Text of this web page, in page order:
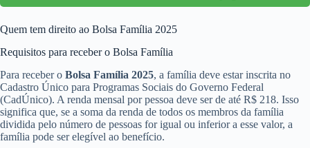
Quem tem direito ao Bolsa Família 2025
Requisitos para receber o Bolsa Família
Para receber o Bolsa Família 2025, a família deve estar inscrita no
Cadastro Único para Programas Sociais do Governo Federal
(CadÚnico). A renda mensal por pessoa deve ser de até R$ 218. Isso
significa que, se a soma da renda de todos os membros da família
dividida pelo número de pessoas for igual ou inferior a esse valor, a
família pode ser elegível ao benefício.